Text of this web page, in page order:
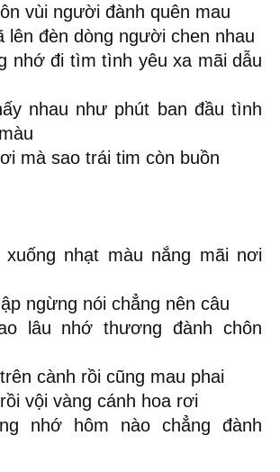
vùi người đành quên mau
lên đèn dòng người chen nhau
nhớ đi tìm tình yêu xa mãi dẫu
nhau như phút ban đầu tình
mà sao trái tim còn buồn
xuống nhạt màu nắng mãi nơi
ngừng nói chẳng nên câu
lâu nhớ thương đành chôn
cành rồi cũng mau phai
vội vàng cánh hoa rơi
nhớ hôm nào chẳng đành